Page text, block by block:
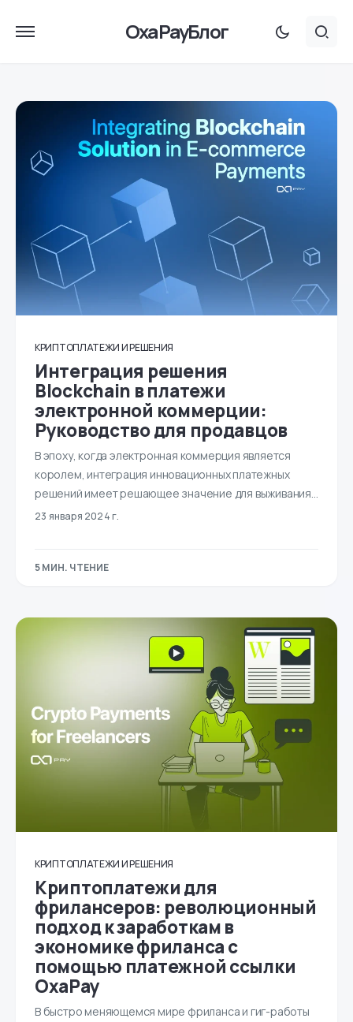
OxaPayБлог
КРИПТОПЛАТЕЖИ И РЕШЕНИЯ
Интеграция решения
Blockchain в платежи
электронной коммерции:
Руководство для продавцов
В эпоху, когда электронная коммерция является
королем, интеграция инновационных платежных
решений имеет решающее значение для выживания...
23 января 2024 г.
5 МИН. ЧТЕНИЕ
КРИПТОПЛАТЕЖИ И РЕШЕНИЯ
Криптоплатежи для
фрилансеров: революционный
подход к заработкам в
экономике фриланса с
помощью платежной ссылки
OxaPay
В быстро меняющемся мире фриланса и гиг-работы